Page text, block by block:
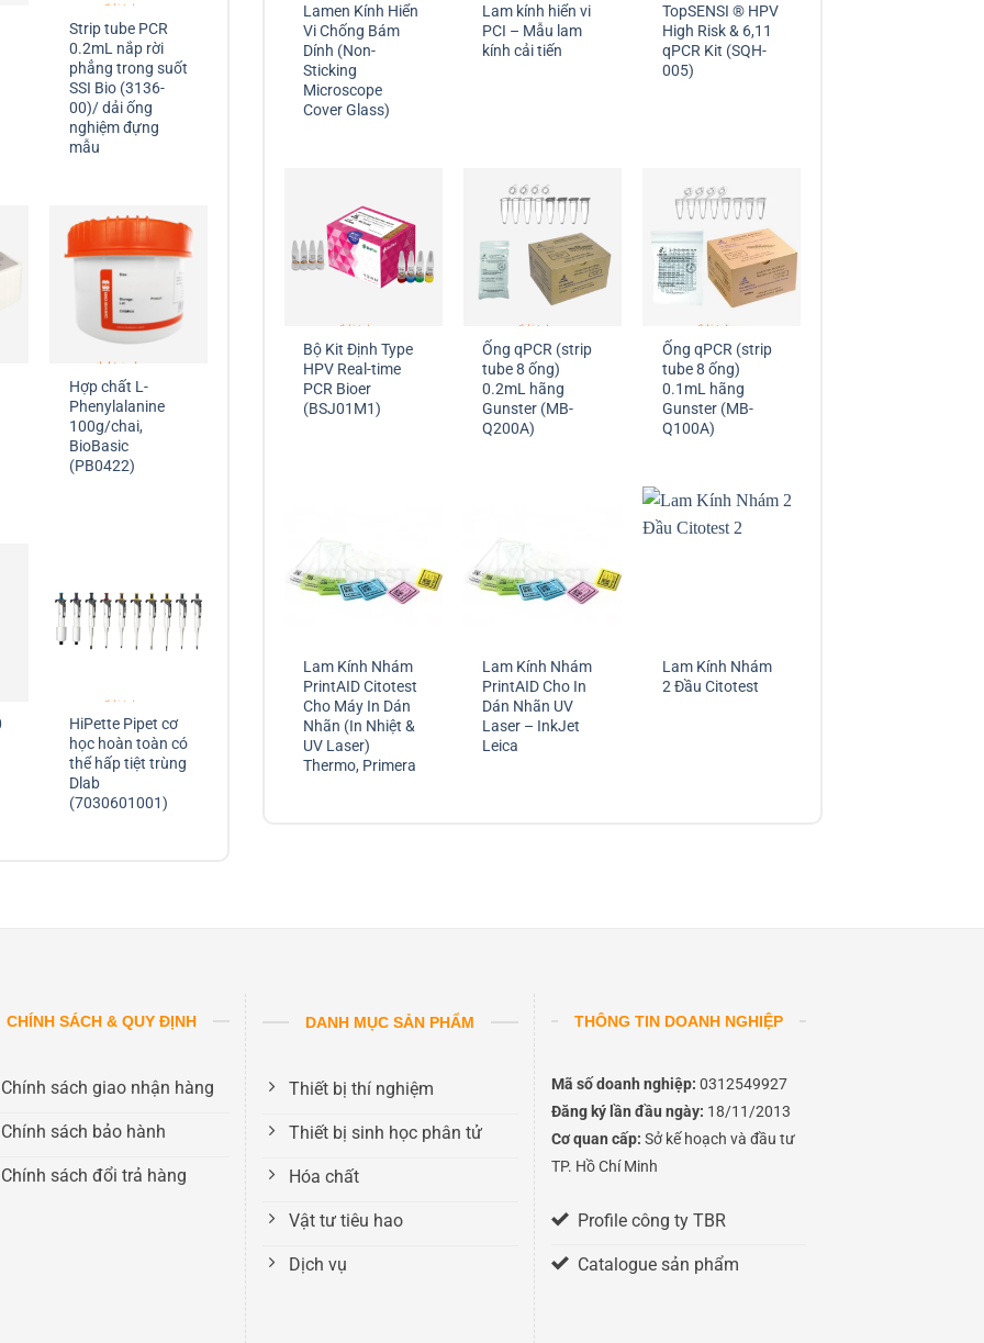
Strip tube PCR
0.2mL nắp rời
phẳng trong suốt
SSI Bio (3136-
00)/ dải ống
nghiệm đựng
mẫu
Hợp chất L-
Phenylalanine
100g/chai,
BioBasic
(PB0422)
HiPette Pipet cơ
học hoàn toàn có
thể hấp tiệt trùng
Dlab
(7030601001)
Lamen Kính Hiển
Vi Chống Bám
Dính (Non-
Sticking
Microscope
Cover Glass)
Lam kính hiển vi
PCI – Mẫu lam
kính cải tiến
TopSENSI ® HPV
High Risk & 6,11
qPCR Kit (SQH-
005)
Bộ Kit Định Type
HPV Real-time
PCR Bioer
(BSJ01M1)
Ống qPCR (strip
tube 8 ống)
0.2mL hãng
Gunster (MB-
Q200A)
Ống qPCR (strip
tube 8 ống)
0.1mL hãng
Gunster (MB-
Q100A)
Lam Kính Nhám
PrintAID Citotest
Cho Máy In Dán
Nhãn (In Nhiệt &
UV Laser)
Thermo, Primera
Lam Kính Nhám
PrintAID Cho In
Dán Nhãn UV
Laser – InkJet
Leica
Lam Kính Nhám
2 Đầu Citotest
CHÍNH SÁCH & QUY ĐỊNH
Chính sách giao nhận hàng
Chính sách bảo hành
Chính sách đổi trả hàng
DANH MỤC SẢN PHẨM
Thiết bị thí nghiệm
Thiết bị sinh học phân tử
Hóa chất
Vật tư tiêu hao
Dịch vụ
THÔNG TIN DOANH NGHIỆP
Mã số doanh nghiệp: 0312549927
Đăng ký lần đầu ngày: 18/11/2013
Cơ quan cấp: Sở kế hoạch và đầu tư
TP. Hồ Chí Minh
Profile công ty TBR
Catalogue sản phẩm